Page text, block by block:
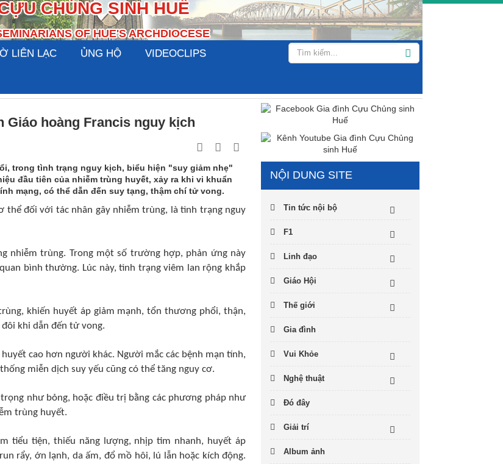
CHỦNG SINH HUẾ
OF HUE'S ARCHDIOCESE
LIÊN LẠC ỦNG HỘ VIDEOCLIPS
hoàng Francis nguy kịch
trong tình trạng nguy kịch, biểu hiện "suy giảm nhẹ"
đầu tiên của nhiễm trùng huyết, xảy ra khi vi khuẩn
mạng, có thể dẫn đến suy tạng, thậm chí tử vong.
thể đối với tác nhân gây nhiễm trùng, là tình trạng nguy
nhiễm trùng. Trong một số trường hợp, phản ứng này
bình thường. Lúc này, tình trạng viêm lan rộng khắp
khiến huyết áp giảm mạnh, tổn thương phổi, thận,
khi dẫn đến tử vong.
cao hơn người khác. Người mắc các bệnh mạn tính,
miễn dịch suy yếu cũng có thể tăng nguy cơ.
như bỏng, hoặc điều trị bằng các phương pháp như
trùng huyết.
tiểu tiện, thiếu năng lượng, nhịp tim nhanh, huyết áp
rẩy, ớn lạnh, da ấm, đổ mồ hôi, lú lẫn hoặc kích động.
NỘI DUNG SITE
Tin tức nội bộ
F1
Linh đạo
Giáo Hội
Thế giới
Gia đình
Vui Khỏe
Nghệ thuật
Đó đây
Giải trí
Album ảnh